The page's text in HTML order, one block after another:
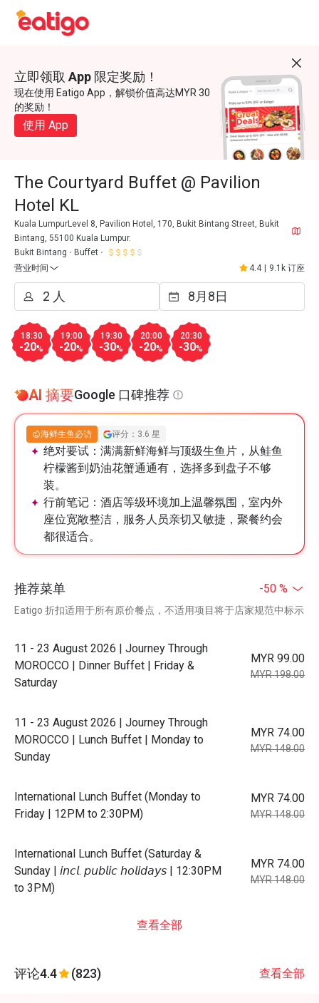
立即领取 App 限定奖励！
现在使用 Eatigo App，解锁价值高达MYR 30
的奖励！
使用 App
The Courtyard Buffet @ Pavilion
Hotel KL
Kuala LumpurLevel 8, Pavilion Hotel, 170, Bukit Bintang Street, Bukit
Bintang, 55100 Kuala Lumpur.
Bukit Bintang
Buffet
营业时间
4.4 9.1k 订座
18:30
-20%
19:00
-20%
19:30
-30%
20:00
-20%
20:30
-30%
AI 摘要Google 口碑推荐
海鲜生鱼必访 评分：3.6 星
绝对要试： 满满新鲜海鲜与顶级生鱼片，从鲑鱼
柠檬酱到奶油花蟹通通有，选择多到盘子不够
装。
行前笔记： 酒店等级环境加上温馨氛围，室内外
座位宽敞整洁，服务人员亲切又敏捷，聚餐约会
都很适合。
推荐菜单 -50 %
Eatigo 折扣适用于所有原价餐点，不适用项目将于店家规范中标示
11 - 23 August 2026 | Journey Through
MOROCCO | Dinner Buffet | Friday &
Saturday
MYR 99.00
MYR 198.00
11 - 23 August 2026 | Journey Through
MOROCCO | Lunch Buffet | Monday to
Sunday
MYR 74.00
MYR 148.00
International Lunch Buffet (Monday to
Friday | 12PM to 2:30PM)
MYR 74.00
MYR 148.00
International Lunch Buffet (Saturday &
Sunday | 𝘪𝘯𝘤𝘭. 𝘱𝘶𝘣𝘭𝘪𝘤 𝘩𝘰𝘭𝘪𝘥𝘢𝘺𝘴 | 12:30PM
to 3PM)
MYR 74.00
MYR 148.00
查看全部
评论4.4 (823) 查看全部